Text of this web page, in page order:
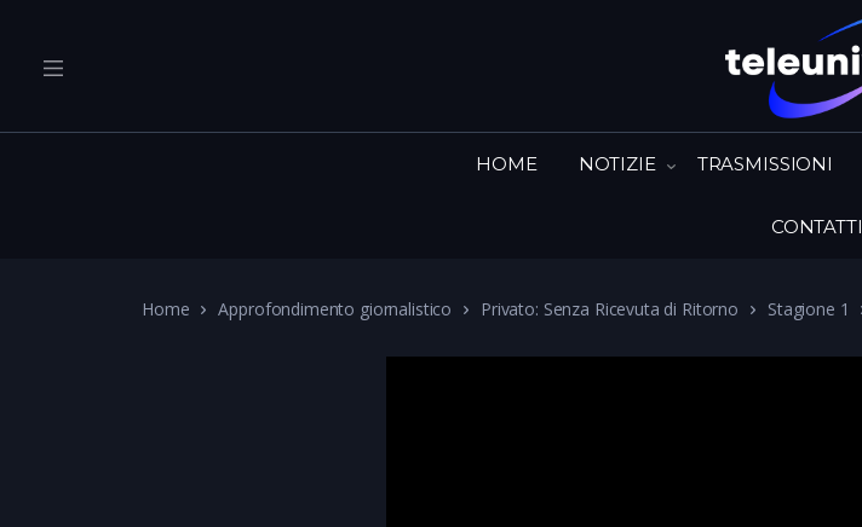
HOME NOTIZIE TRASMISSIONI
CONTATTI
Home Approfondimento giornalistico Privato: Senza Ricevuta di Ritorno Stagione 1